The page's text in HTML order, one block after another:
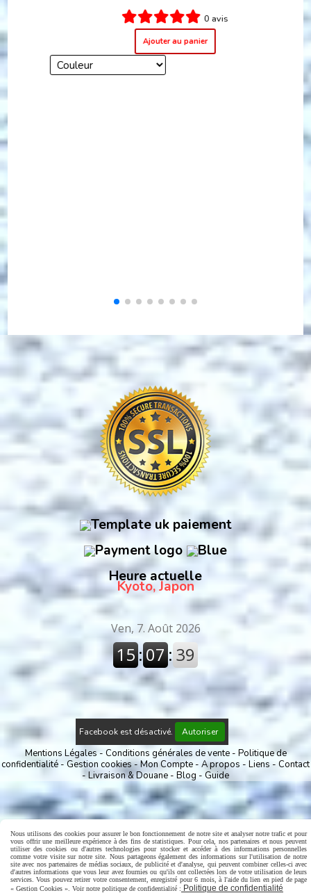
Heure actuelle
Kyoto, Japon
Facebook est désactivé. Autoriser
Mentions Légales Conditions générales de vente
Politique de
confidentialité
Gestion cookies Mon Compte A propos Liens
Contact
Livraison & Douane
Blog Guide
Nous utilisons des cookies pour assurer le bon fonctionnement de notre site et analyser notre trafic et pour
vous offrir une meilleure expérience à des fins de statistiques. Pour cela, nos partenaires et nous peuvent
utiliser des cookies ou d'autres technologies pour stocker et accéder à des informations personnelles
comme votre visite sur notre site. Nous partageons également des informations sur l'utilisation de notre
site avec nos partenaires de médias sociaux, de publicité et d'analyse, qui peuvent combiner celles-ci avec
d'autres informations que vous leur avez fournies ou qu'ils ont collectées lors de votre utilisation de leurs
services. Vous pouvez retirer votre consentement, enregistré pour 6 mois, à l'aide du lien en pied de page
« Gestion Cookies ». Voir notre politique de confidentialité : Politique de confidentialité